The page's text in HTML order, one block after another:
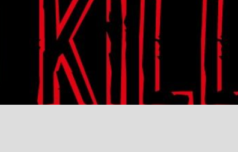
代表“敗戦”の真実 選手が明かす...